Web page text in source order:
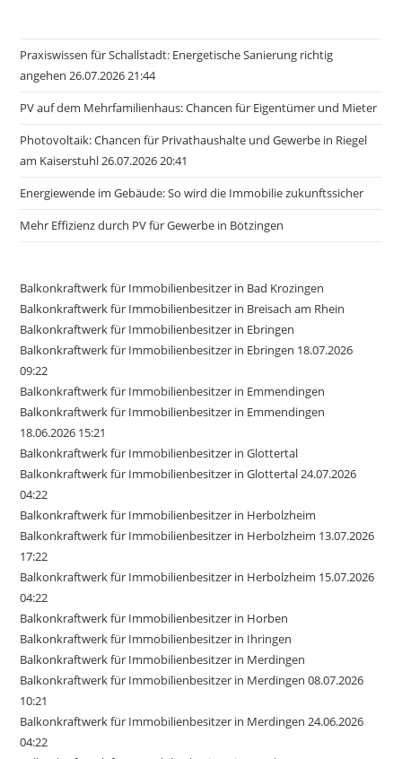
Praxiswissen für Schallstadt: Energetische Sanierung richtig
angehen 26.07.2026 21:44
PV auf dem Mehrfamilienhaus: Chancen für Eigentümer und Mieter
Photovoltaik: Chancen für Privathaushalte und Gewerbe in Riegel
am Kaiserstuhl 26.07.2026 20:41
Energiewende im Gebäude: So wird die Immobilie zukunftssicher
Mehr Effizienz durch PV für Gewerbe in Bötzingen
Balkonkraftwerk für Immobilienbesitzer in Bad Krozingen
Balkonkraftwerk für Immobilienbesitzer in Breisach am Rhein
Balkonkraftwerk für Immobilienbesitzer in Ebringen
Balkonkraftwerk für Immobilienbesitzer in Ebringen 18.07.2026
09:22
Balkonkraftwerk für Immobilienbesitzer in Emmendingen
Balkonkraftwerk für Immobilienbesitzer in Emmendingen
18.06.2026 15:21
Balkonkraftwerk für Immobilienbesitzer in Glottertal
Balkonkraftwerk für Immobilienbesitzer in Glottertal 24.07.2026
04:22
Balkonkraftwerk für Immobilienbesitzer in Herbolzheim
Balkonkraftwerk für Immobilienbesitzer in Herbolzheim 13.07.2026
17:22
Balkonkraftwerk für Immobilienbesitzer in Herbolzheim 15.07.2026
04:22
Balkonkraftwerk für Immobilienbesitzer in Horben
Balkonkraftwerk für Immobilienbesitzer in Ihringen
Balkonkraftwerk für Immobilienbesitzer in Merdingen
Balkonkraftwerk für Immobilienbesitzer in Merdingen 08.07.2026
10:21
Balkonkraftwerk für Immobilienbesitzer in Merdingen 24.06.2026
04:22